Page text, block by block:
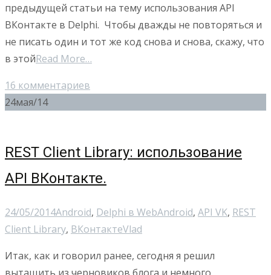
предыдущей статьи на тему использования API
ВКонтакте в Delphi. Чтобы дважды не повторяться и
не писать один и тот же код снова и снова, скажу, что
в этойRead More…
16 комментариев
24мая/14
REST Client Library: использование
API ВКонтакте.
24/05/2014Android, Delphi в WebAndroid, API VK, REST
Client Library, ВКонтактеVlad
Итак, как и говорил ранее, сегодня я решил